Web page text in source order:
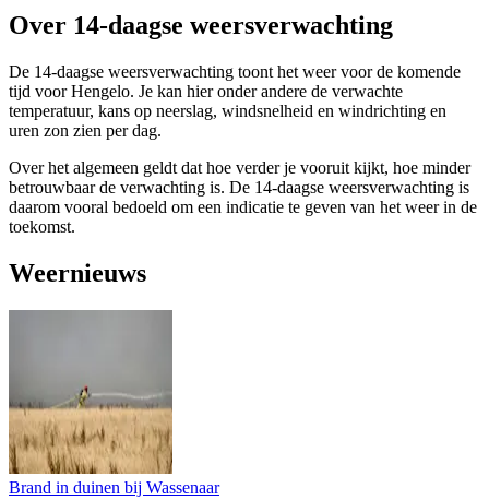
Over 14-daagse weersverwachting
De 14-daagse weersverwachting toont het weer voor de komende
tijd voor Hengelo. Je kan hier onder andere de verwachte
temperatuur, kans op neerslag, windsnelheid en windrichting en
uren zon zien per dag.
Over het algemeen geldt dat hoe verder je vooruit kijkt, hoe minder
betrouwbaar de verwachting is. De 14-daagse weersverwachting is
daarom vooral bedoeld om een indicatie te geven van het weer in de
toekomst.
Weernieuws
Brand in duinen bij Wassenaar